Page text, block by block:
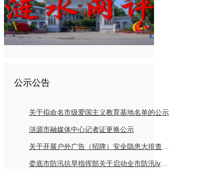
公示公告
关于拟命名市级爱国主义教育基地名单的公示
涟源市融媒体中心记者证更换公示
关于开展户外广告（招牌）安全隐患大排查倡议书
娄底市防汛抗旱指挥部关于启动全市防汛ⅳ级应急响应的紧急通知